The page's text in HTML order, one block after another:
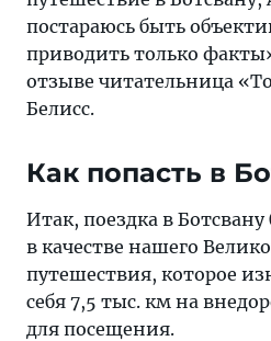
посмотреть
Ботсване,
Ботсване
постараюсь быть
приводить только
отзыве читательница
Белисс.
Как попасть в
Итак, поездка в
в качестве нашего
путешествия, которое
себя 7,5 тыс. км на
для посещения.